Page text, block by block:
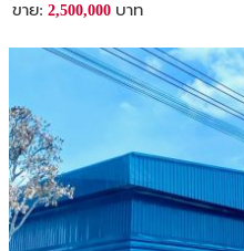
ขาย: 2,500,000 บาท